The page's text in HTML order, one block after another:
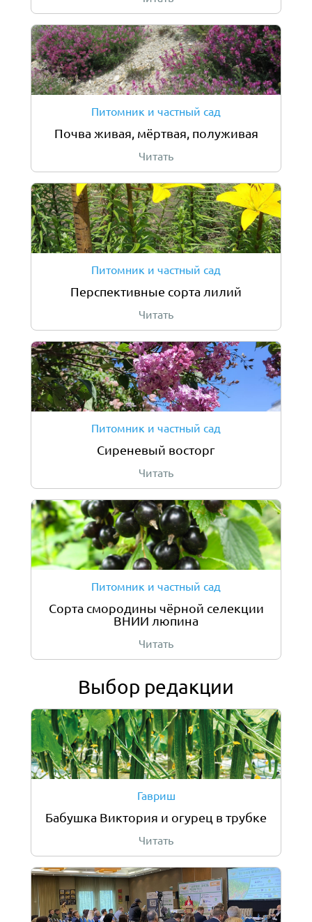
Питомник и частный сад
Почва живая, мёртвая, полуживая
Читать
Питомник и частный сад
Перспективные сорта лилий
Читать
Питомник и частный сад
Сиреневый восторг
Читать
Питомник и частный сад
Сорта смородины чёрной селекции
ВНИИ люпина
Читать
Выбор редакции
Гавриш
Бабушка Виктория и огурец в трубке
Читать